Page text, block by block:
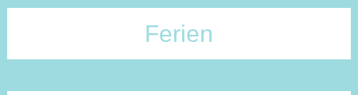
Ferien